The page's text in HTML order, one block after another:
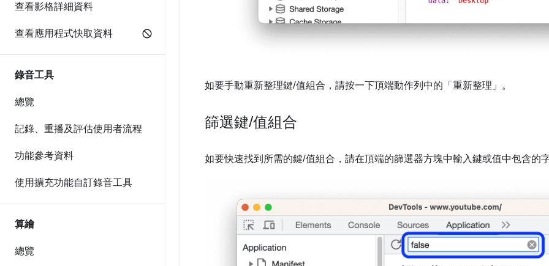
查看影格詳細資料
查看應用程式快取資料
錄音工具
總覽
記錄、重播及評估使用者流程
功能參考資料
使用擴充功能自訂錄音工具
算繪
總覽
如要手動重新整理鍵/值組合，請按一下頂端動作列中的「重新整理」 。
篩選鍵/值組合
如要快速找到所需的鍵/值組合，請在頂端的篩選器方塊中輸入鍵或值中包含的